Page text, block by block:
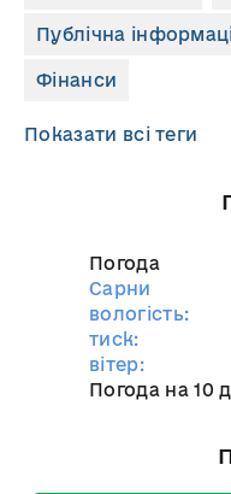
Публічна
Фінанси
Показати всі теги
Погода
Сарни
вологість:
тиск:
вітер:
Погода на 10